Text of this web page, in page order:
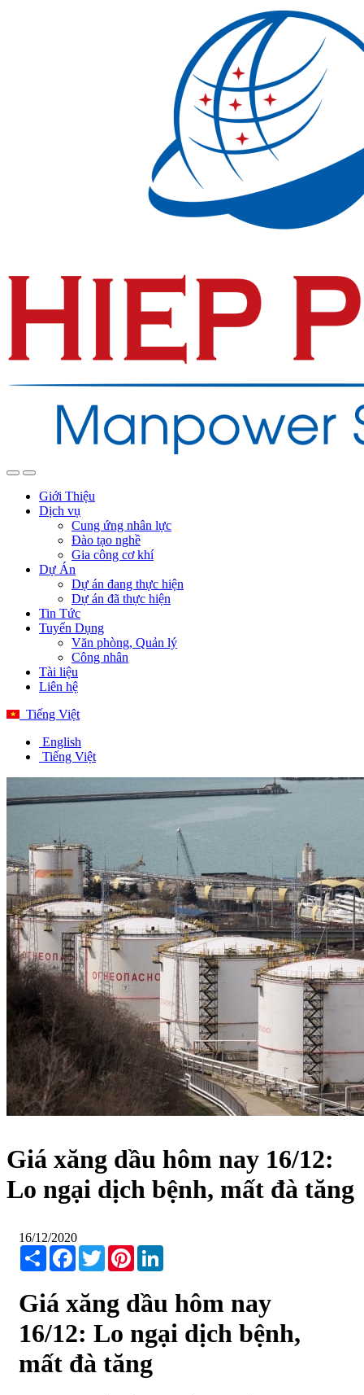
Giới Thiệu
Dịch vụ
Cung ứng nhân lực
Đào tạo nghề
Gia công cơ khí
Dự Án
Dự án đang thực hiện
Dự án đã thực hiện
Tin Tức
Tuyển Dụng
Văn phòng, Quản lý
Công nhân
Tài liệu
Liên hệ
Tiếng Việt
English
Tiếng Việt
Giá xăng dầu hôm nay 16/12:
Lo ngại dịch bệnh, mất đà tăng
16/12/2020
Share Facebook
TwitterPinterest
Giá xăng dầu hôm nay
16/12: Lo ngại dịch bệnh,
mất đà tăng